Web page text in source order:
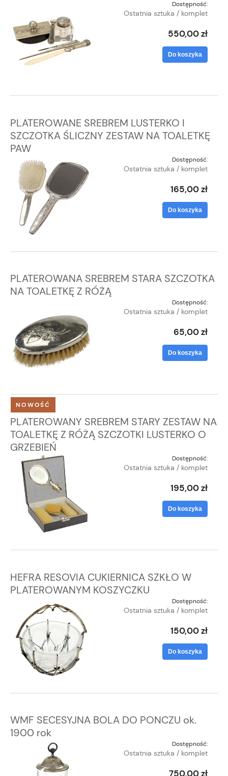
Dostępność:
Ostatnia sztuka / komplet
550,00 zł
Do koszyka
PLATEROWANE SREBREM LUSTERKO I
SZCZOTKA ŚLICZNY ZESTAW NA TOALETKĘ
PAW
Dostępność:
Ostatnia sztuka / komplet
165,00 zł
Do koszyka
PLATEROWANA SREBREM STARA SZCZOTKA
NA TOALETKĘ Z RÓŻĄ
Dostępność:
Ostatnia sztuka / komplet
65,00 zł
Do koszyka
PLATEROWANY SREBREM STARY ZESTAW NA
TOALETKĘ Z RÓŻĄ SZCZOTKI LUSTERKO O
GRZEBIEŃ
Dostępność:
Ostatnia sztuka / komplet
195,00 zł
Do koszyka
NOWOŚĆ
HEFRA RESOVIA CUKIERNICA SZKŁO W
PLATEROWANYM KOSZYCZKU
Dostępność:
Ostatnia sztuka / komplet
150,00 zł
Do koszyka
WMF SECESYJNA BOLA DO PONCZU ok.
1900 rok
Dostępność:
Ostatnia sztuka / komplet
750,00 zł